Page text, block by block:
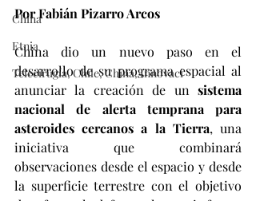
China
Etnia
Telecirugía, Chile, China, Innovaci
Por Fabián Pizarro Arcos
China dio un nuevo paso en el
desarrollo de su programa espacial al
anunciar la creación de un sistema
nacional de alerta temprana para
asteroides cercanos a la Tierra, una
iniciativa que combinará
observaciones desde el espacio y desde
la superficie terrestre con el objetivo